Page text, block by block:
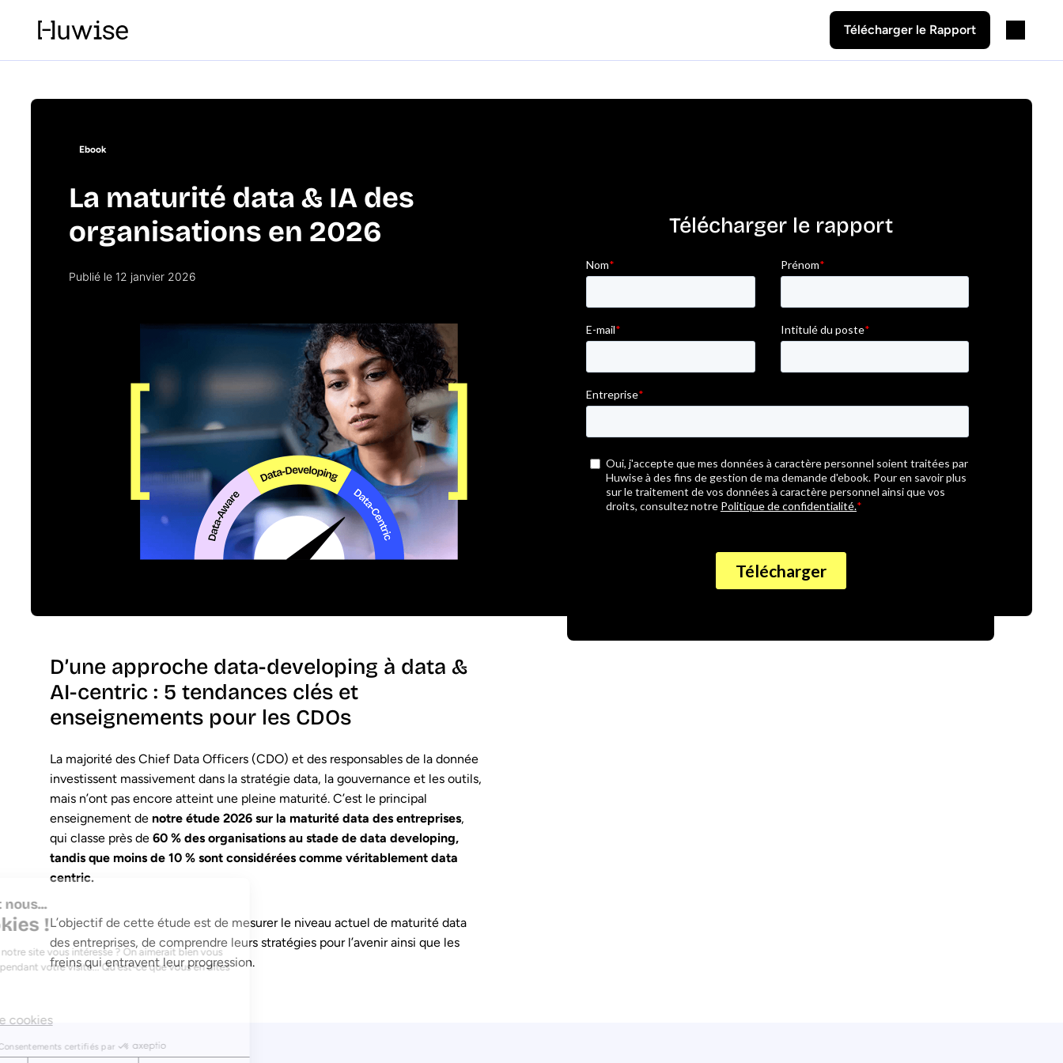
Télécharger le Rapport
Ebook
La maturité data & IA des
organisations en 2026
Publié le 12 janvier 2026
Télécharger le rapport
D’une approche data-developing à data &
AI-centric : 5 tendances clés et
enseignements pour les CDOs
La majorité des Chief Data Officers (CDO) et des responsables de la donnée
investissent massivement dans la stratégie data, la gouvernance et les outils,
mais n’ont pas encore atteint une pleine maturité. C’est le principal
enseignement de notre étude 2026 sur la maturité data des entreprises,
qui classe près de 60 % des organisations au stade de data developing,
tandis que moins de 10 % sont considérées comme véritablement data
centric.
L’objectif de cette étude est de mesurer le niveau actuel de maturité data
des entreprises, de comprendre leurs stratégies pour l’avenir ainsi que les
freins qui entravent leur progression.
Salut c'est nous...
les Cookies !
Le contenu de notre site vous intéresse ? On aimerait bien vous
accompagner pendant votre visite... Qu'est-ce que vous en dites
Lire la charte cookies
Consentements certifiés par